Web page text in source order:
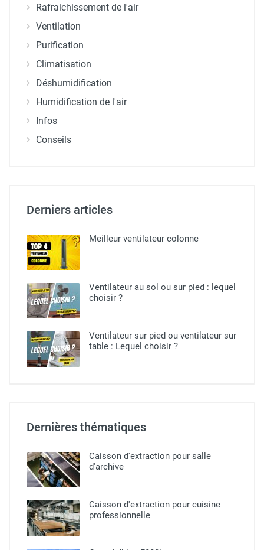
Rafraichissement de l'air
Ventilation
Purification
Climatisation
Déshumidification
Humidification de l'air
Infos
Conseils
Derniers articles
Meilleur ventilateur colonne
Ventilateur au sol ou sur pied​ : lequel
choisir ?
Ventilateur sur pied ou ventilateur sur
table : Lequel choisir ?
Dernières thématiques
Caisson d'extraction pour salle
d'archive
Caisson d'extraction pour cuisine
professionnelle​